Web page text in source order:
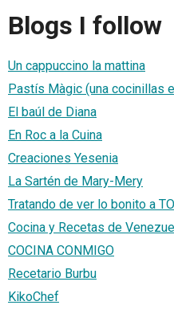
Blogs I follow
Un cappuccino la mattina
Pastís Màgic (una cocinillas
El baúl de Diana
En Roc a la Cuina
Creaciones Yesenia
La Sartén de Mary-Mery
Tratando de ver lo bonito a
Cocina y Recetas de
COCINA CONMIGO
Recetario Burbu
KikoChef